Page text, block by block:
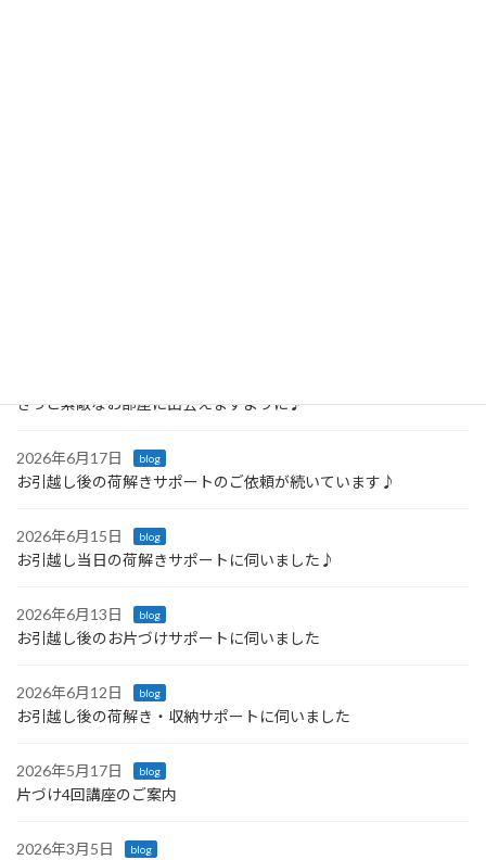
きっと素敵なお部屋に出会えますように♪
2026年6月17日 blog
お引越し後の荷解きサポートのご依頼が続いています♪
2026年6月15日 blog
お引越し当日の荷解きサポートに伺いました♪
2026年6月13日 blog
お引越し後のお片づけサポートに伺いました
2026年6月12日 blog
お引越し後の荷解き・収納サポートに伺いました
2026年5月17日 blog
片づけ4回講座のご案内
2026年3月5日 blog